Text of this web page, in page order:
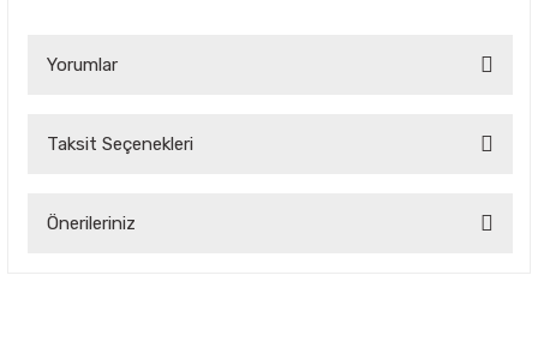
Yorumlar
Taksit Seçenekleri
Önerileriniz